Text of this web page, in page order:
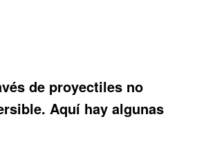
de proyectiles no
Aquí hay algunas